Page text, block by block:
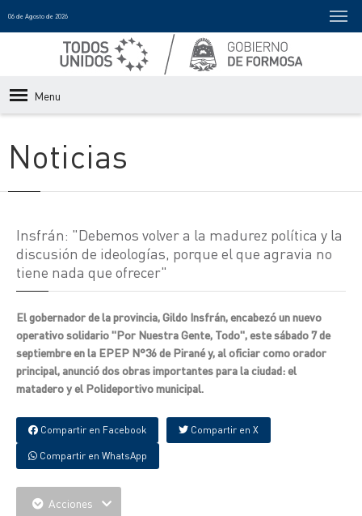
06 de Agosto de 2026
Menu
Noticias
Insfrán: "Debemos volver a la madurez política y la
discusión de ideologías, porque el que agravia no
tiene nada que ofrecer"
El gobernador de la provincia, Gildo Insfrán, encabezó un nuevo
operativo solidario "Por Nuestra Gente, Todo", este sábado 7 de
septiembre en la EPEP N°36 de Pirané y, al oficiar como orador
principal, anunció dos obras importantes para la ciudad: el
matadero y el Polideportivo municipal.
Compartir en Facebook Compartir en X
Compartir en WhatsApp
Acciones